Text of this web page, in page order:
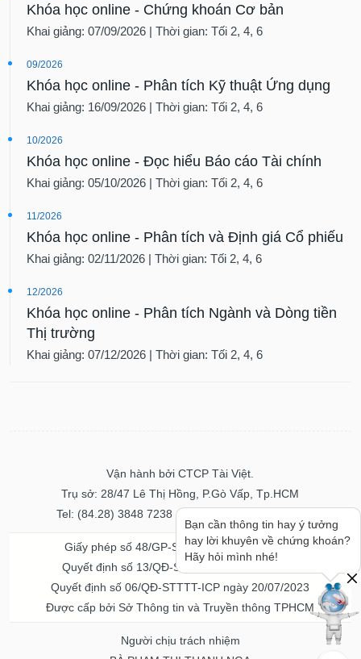
Khóa học online - Chứng khoán Cơ bản
Khai giảng: 07/09/2026 | Thời gian: Tối 2, 4, 6
09/2026
Khóa học online - Phân tích Kỹ thuật Ứng dụng
Khai giảng: 16/09/2026 | Thời gian: Tối 2, 4, 6
10/2026
Khóa học online - Đọc hiểu Báo cáo Tài chính
Khai giảng: 05/10/2026 | Thời gian: Tối 2, 4, 6
11/2026
Khóa học online - Phân tích và Định giá Cổ phiếu
Khai giảng: 02/11/2026 | Thời gian: Tối 2, 4, 6
12/2026
Khóa học online - Phân tích Ngành và Dòng tiền
Thị trường
Khai giảng: 07/12/2026 | Thời gian: Tối 2, 4, 6
Vận hành bởi CTCP Tài Việt.
Trụ sở: 28/47 Lê Thị Hồng, P.Gò Vấp, Tp.HCM
Tel: (84.28) 3848 7238 - Fax: (84.28) 3848 7237
Giấy phép số 48/GP-STTTT ngày 04/11/2016
Quyết định số 13/QĐ-STTTT ngày 02/11/2017
Quyết định số 06/QĐ-STTTT-ICP ngày 20/07/2023
Được cấp bởi Sở Thông tin và Truyền thông TPHCM
Người chịu trách nhiệm
Bạn cần thông tin hay ý tưởng
hay lời khuyên về chứng khoán?
Hãy hỏi mình nhé!